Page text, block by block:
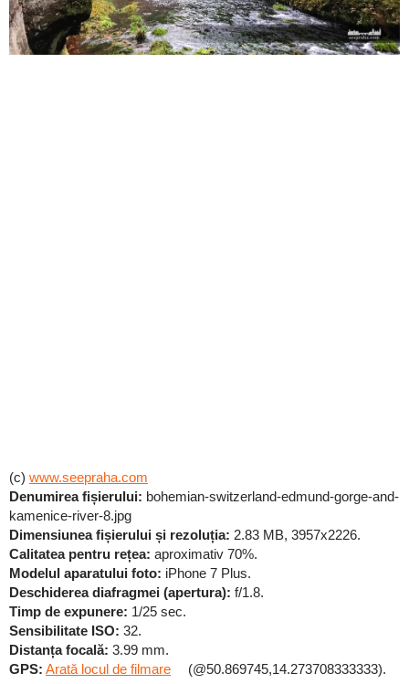
(c) www.seepraha.com
Denumirea fișierului: bohemian-switzerland-edmund-gorge-and-
kamenice-river-8.jpg
Dimensiunea fișierului și rezoluția: 2.83 MB, 3957x2226.
Calitatea pentru rețea: aproximativ 70%.
Modelul aparatului foto: iPhone 7 Plus.
Deschiderea diafragmei (apertura): f/1.8.
Timp de expunere: 1/25 sec.
Sensibilitate ISO: 32.
Distanța focală: 3.99 mm.
GPS: Arată locul de filmare
(@50.869745,14.273708333333).